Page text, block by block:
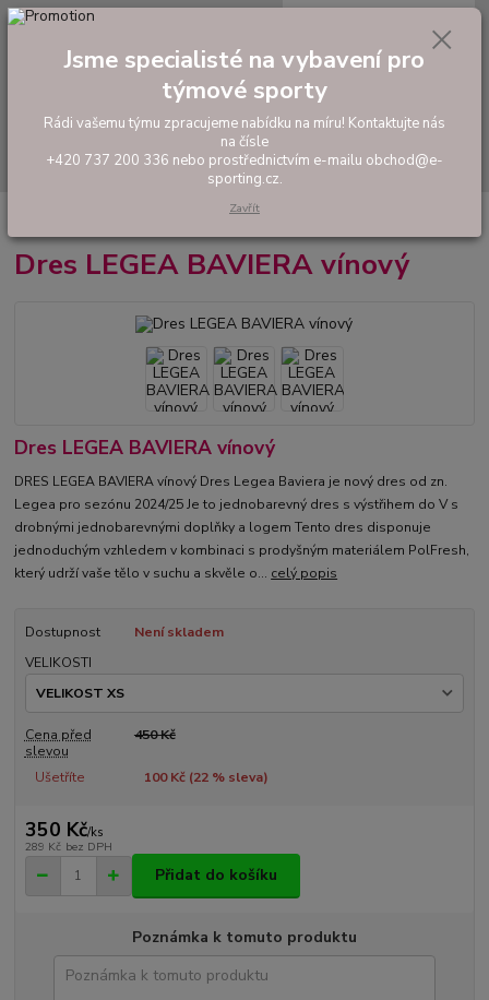
Hledat
tel: +420 737 200 336
0,00 Kč
Dres LEGEA BAVIERA vínový
Dres LEGEA BAVIERA vínový
Dres LEGEA BAVIERA vínový
DRES LEGEA BAVIERA vínový Dres Legea Baviera je nový dres od zn.
Legea pro sezónu 2024/25 Je to jednobarevný dres s výstřihem do V s
drobnými jednobarevnými doplňky a logem Tento dres disponuje
jednoduchým vzhledem v kombinaci s prodyšným materiálem PolFresh,
který udrží vaše tělo v suchu a skvěle o... celý popis
Dostupnost
Není skladem
VELIKOSTI
Cena před
slevou
450 Kč
Ušetříte 100 Kč (22% sleva)
350 Kč/ks
289 Kč bez DPH
Přidat do košíku
Poznámka k tomuto produktu
Jsme specialisté na vybavení pro
týmové sporty
Rádi vašemu týmu zpracujeme nabídku na míru! Kontaktujte nás
na čísle
+420 737 200 336 nebo prostřednictvím e-mailu obchod@e-
sporting.cz.
Zavřít